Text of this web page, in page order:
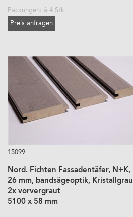
Packungen: à 4 Stk.
Preis anfragen
15099
Nord. Fichten Fassadentäfer, N+K,
26 mm, bandsägeoptik, Kristallgrau
2x vorvergraut
5100 x 58 mm